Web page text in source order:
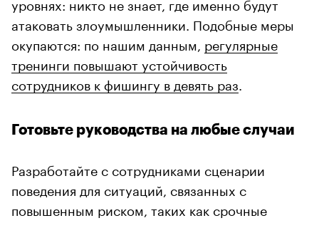
атаковать злоумышленники. Подобные меры
окупаются: по нашим данным, регулярные
тренинги повышают устойчивость
сотрудников к фишингу в девять раз
Готовьте руководства на любые случаи
Разработайте с сотрудниками сценарии
поведения для ситуаций, связанных с
повышенным риском, таких как срочные